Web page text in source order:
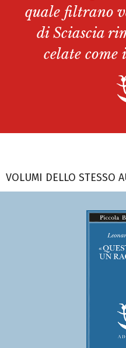
quale filtrano
di Sciascia
celate come
VOLUMI DELLO STESSO